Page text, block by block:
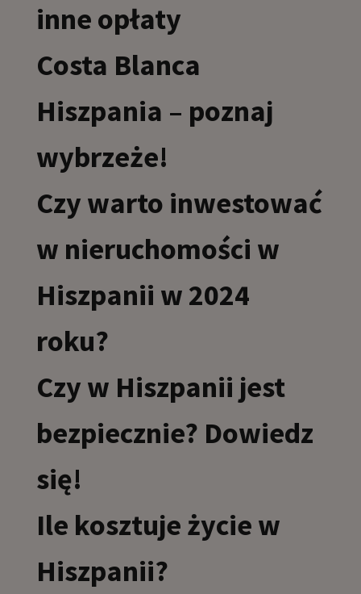
inne opłaty
Costa Blanca
Hiszpania – poznaj
wybrzeże!
Czy warto inwestować
w nieruchomości w
Hiszpanii w 2024
roku?
Czy w Hiszpanii jest
bezpiecznie? Dowiedz
się!
Ile kosztuje życie w
Hiszpanii?